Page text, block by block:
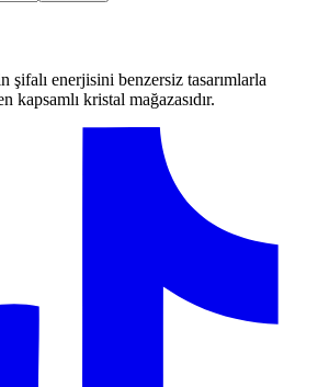
şifalı enerjisini benzersiz tasarımlarla
kapsamlı kristal mağazasıdır.